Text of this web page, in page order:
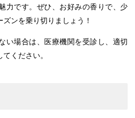
力です。ぜひ、お好みの香りで、少
ンを乗り切りましょう！
い場合は、医療機関を受診し、適切
ください。